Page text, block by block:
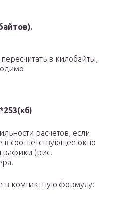
в килобайты,
расчетов, если
соответствующее окно
(рис.
в компактную формулу: